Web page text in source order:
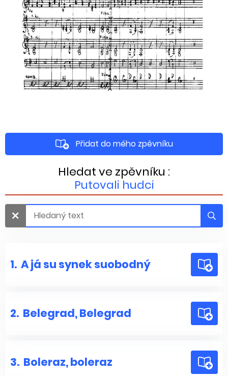
Přidat do mého zpěvníku
Hledat ve zpěvníku :
Putovali hudci
1. A já su synek suobodný
2. Belegrad, Belegrad
3. Boleraz, boleraz